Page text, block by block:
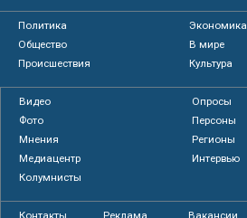
Политика
Экономика
Общество
В мире
Происшествия
Культура
Видео
Опросы
Фото
Персоны
Мнения
Регионы
Медиацентр
Интервью
Колумнисты